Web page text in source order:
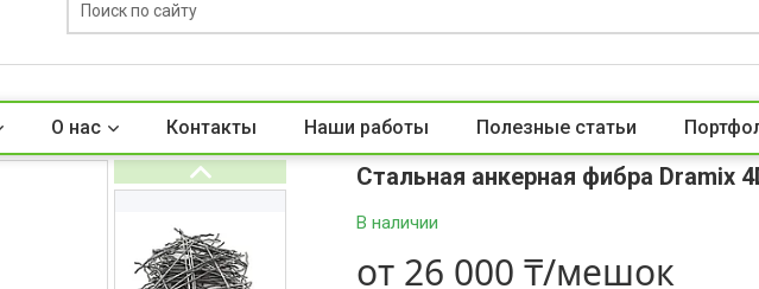
О нас Контакты Наши работы Полезные статьи
Стальная анкерная фибра Dramix
В наличии
от 26 000 ₸/мешок